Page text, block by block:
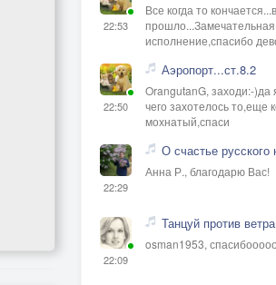
22:53
Все когда то
прошло...Замечательная
исполнение,спасибо
22:50
Аэропорт...ст.8.2
OrangutanG, заходи:-)да
чего захотелось то,еще
мохнатый,спаси
22:29
О счастье русского
Анна Р., благодарю Вас!
22:09
Танцуй против ветра
osman1953,